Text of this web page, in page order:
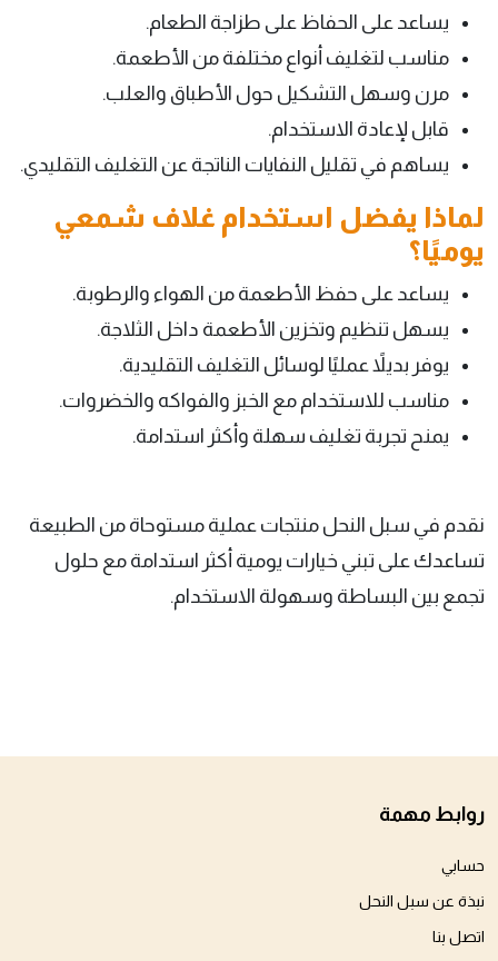
يساعد على الحفاظ على طزاجة الطعام.
مناسب لتغليف أنواع مختلفة من الأطعمة.
مرن وسهل التشكيل حول الأطباق والعلب.
قابل لإعادة الاستخدام.
يساهم في تقليل النفايات الناتجة عن التغليف التقليدي.
لماذا يفضل استخدام غلاف شمعي
يوميًا؟
يساعد على حفظ الأطعمة من الهواء والرطوبة.
يسهل تنظيم وتخزين الأطعمة داخل الثلاجة.
يوفر بديلاً عمليًا لوسائل التغليف التقليدية.
مناسب للاستخدام مع الخبز والفواكه والخضروات.
يمنح تجربة تغليف سهلة وأكثر استدامة.
نقدم في سبل النحل منتجات عملية مستوحاة من الطبيعة
تساعدك على تبني خيارات يومية أكثر استدامة مع حلول
تجمع بين البساطة وسهولة الاستخدام.
روابط مهمة
حسابي
نبذة عن سبل النحل
اتصل بنا